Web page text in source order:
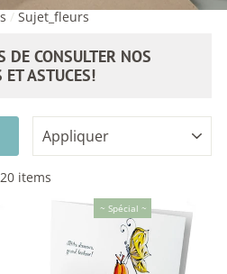
/ Sujet_fleurs
DE CONSULTER NOS
ET ASTUCES!
APPLIQUER
20 items
~ Spécial ~